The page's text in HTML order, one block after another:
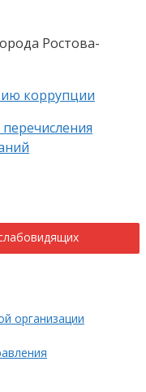
Ростова-
коррупции
организации